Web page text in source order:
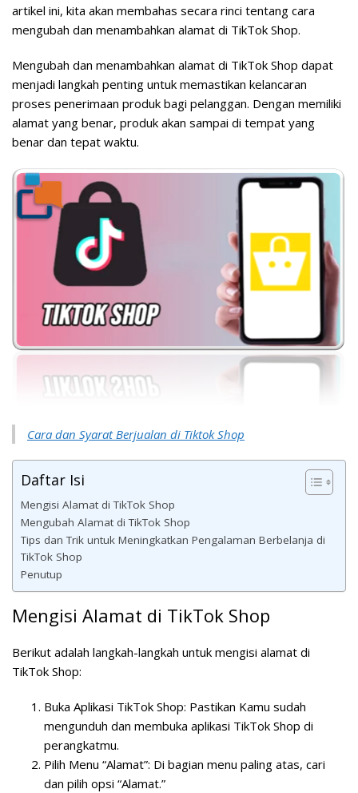
artikel ini, kita akan membahas secara rinci tentang cara
mengubah dan menambahkan alamat di TikTok Shop.
Mengubah dan menambahkan alamat di TikTok Shop dapat
menjadi langkah penting untuk memastikan kelancaran
proses penerimaan produk bagi pelanggan. Dengan memiliki
alamat yang benar, produk akan sampai di tempat yang
benar dan tepat waktu.
Cara dan Syarat Berjualan di Tiktok Shop
Daftar Isi
Mengisi Alamat di TikTok Shop
Mengubah Alamat di TikTok Shop
Tips dan Trik untuk Meningkatkan Pengalaman Berbelanja di
TikTok Shop
Penutup
Mengisi Alamat di TikTok Shop
Berikut adalah langkah-langkah untuk mengisi alamat di
TikTok Shop:
Buka Aplikasi TikTok Shop: Pastikan Kamu sudah
mengunduh dan membuka aplikasi TikTok Shop di
perangkatmu.
Pilih Menu “Alamat”: Di bagian menu paling atas, cari
dan pilih opsi “Alamat.”